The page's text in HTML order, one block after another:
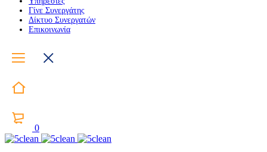
Γίνε Συνεργάτης
Δίκτυο Συνεργατών
Επικοινωνία
0